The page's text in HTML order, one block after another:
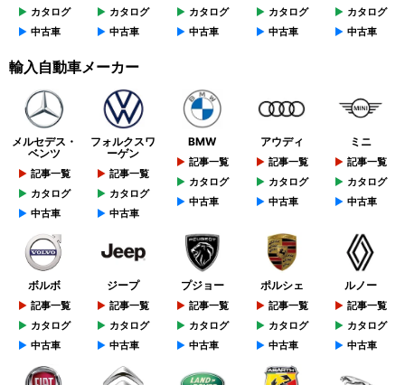
カタログ
中古車
カタログ
中古車
カタログ
中古車
カタログ
中古車
カタログ
中古車
輸入自動車メーカー
メルセデス・
ベンツ
記事一覧
カタログ
中古車
フォルクスワ
ーゲン
記事一覧
カタログ
中古車
BMW
記事一覧
カタログ
中古車
アウディ
記事一覧
カタログ
中古車
ミニ
記事一覧
カタログ
中古車
ボルボ
記事一覧
カタログ
中古車
ジープ
記事一覧
カタログ
中古車
プジョー
記事一覧
カタログ
中古車
ポルシェ
記事一覧
カタログ
中古車
ルノー
記事一覧
カタログ
中古車